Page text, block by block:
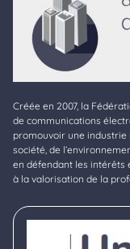
Créée en 2007, la
de communications
promouvoir une
société, de
en défendant les intérêts
à la valorisation de la